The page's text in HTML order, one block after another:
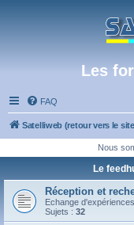
Les
FAQ
Satelliweb (retour vers le
Nous
Le
Réception et
Echange
Sujets : 32